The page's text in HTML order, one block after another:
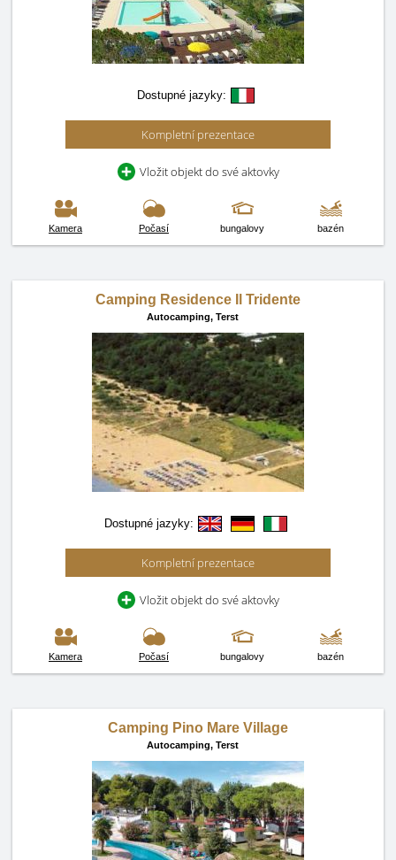
Dostupné jazyky:
Kompletní prezentace
Vložit objekt do své aktovky
Kamera Počasí bungalovy bazén
Camping Residence Il Tridente
Autocamping, Terst
Dostupné jazyky:
Kompletní prezentace
Vložit objekt do své aktovky
Kamera Počasí bungalovy bazén
Camping Pino Mare Village
Autocamping, Terst